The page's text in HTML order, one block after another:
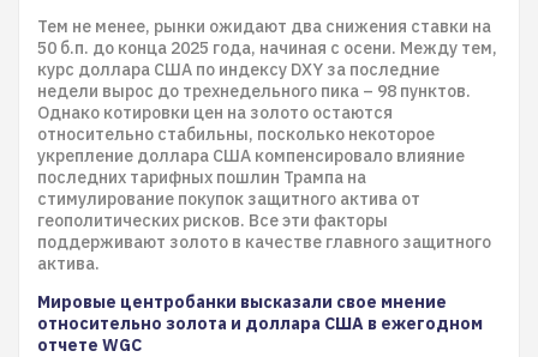
Тем не менее, рынки ожидают два снижения ставки на
50 б.п. до конца 2025 года, начиная с осени. Между тем,
курс доллара США по индексу DXY за последние
недели вырос до трехнедельного пика – 98 пунктов.
Однако котировки цен на золото остаются
относительно стабильны, посколько некоторое
укрепление доллара США компенсировало влияние
последних тарифных пошлин Трампа на
стимулирование покупок защитного актива от
геополитических рисков. Все эти факторы
поддерживают золото в качестве главного защитного
актива.
Мировые центробанки высказали свое мнение
относительно золота и доллара США в ежегодном
отчете WGC